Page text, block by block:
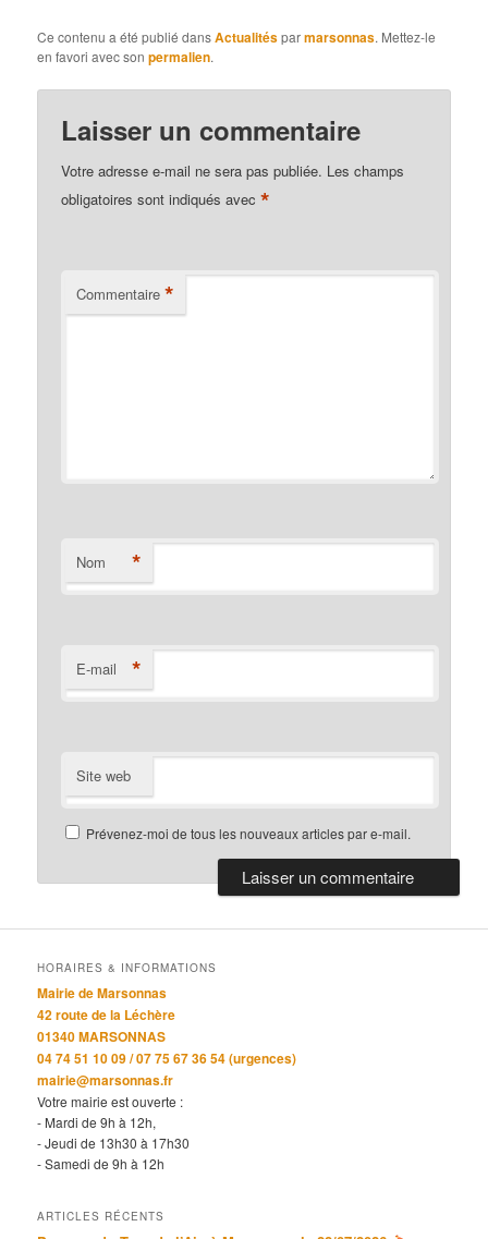
Ce contenu a été publié dansActualitésparmarsonnas. Mettez-le
en favori avec sonpermalien.
Laisser un commentaire
Votre adresse e-mail ne sera pas publiée. Les champs
obligatoires sont indiqués avec*
Commentaire *
Nom *
E-mail *
Site web
Prévenez-moi de tous les nouveaux articles par e-mail.
HORAIRES & INFORMATIONS
Mairie de Marsonnas
42 route de la Léchère
01340 MARSONNAS
04 74 51 10 09 / 07 75 67 36 54 (urgences)
mairie@marsonnas.fr
Votre mairie est ouverte :
- Mardi de 9h à 12h,
- Jeudi de 13h30 à 17h30
- Samedi de 9h à 12h
ARTICLES RÉCENTS